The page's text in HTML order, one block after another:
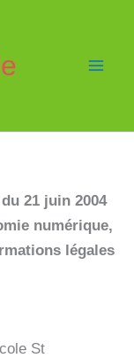
21 juin 2004
numérique,
légales
St